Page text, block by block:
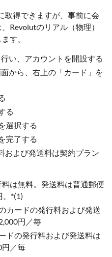
取得できますが、事前に会
Revolutのリアル（物理）
す。
い、アカウントを開設する
から、右上の「カード」を
る
選択する
完了する
および発送料は契約プラン
料は無料。発送料は普通郵便
。*(1)
カードの発行料および発送
円／毎
ドの発行料および発送料は
円／毎